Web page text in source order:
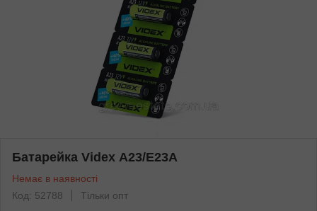
Батарейка Videx А23/Е23А
Немає в наявності
Код: 52788
Тільки опт